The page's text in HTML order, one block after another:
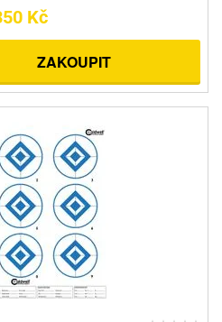
Kč
ZAKOUPIT